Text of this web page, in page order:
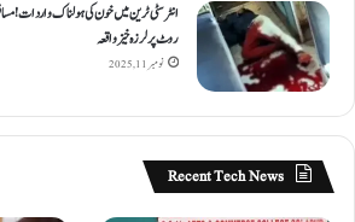
انٹر سٹی ٹرین میں خون کی ہولناک واردات!
روٹ پر لرزہ خیز واقعہ
نومبر 11, 2025
Recent Tech News